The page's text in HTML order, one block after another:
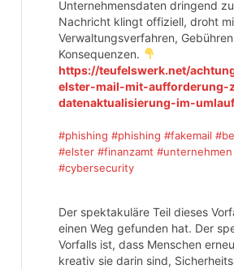
Unternehmensdaten dringend
Nachricht klingt offiziell, droht
Verwaltungsverfahren,
Konsequenzen.
https://teufelswerk.net/
elster-mail-mit-aufforderung-
datenaktualisierung-im-
#phishing #phishing #fakemail
#elster #finanzamt #unternehmen
#cybersecurity
Der spektakuläre Teil dieses
einen Weg gefunden hat. Der
Vorfalls ist, dass Menschen
kreativ sie darin sind,